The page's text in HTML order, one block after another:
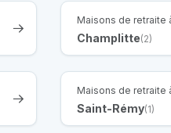
Maisons de retraite
Champlitte(2)
Maisons de retraite
Saint-Rémy(1)